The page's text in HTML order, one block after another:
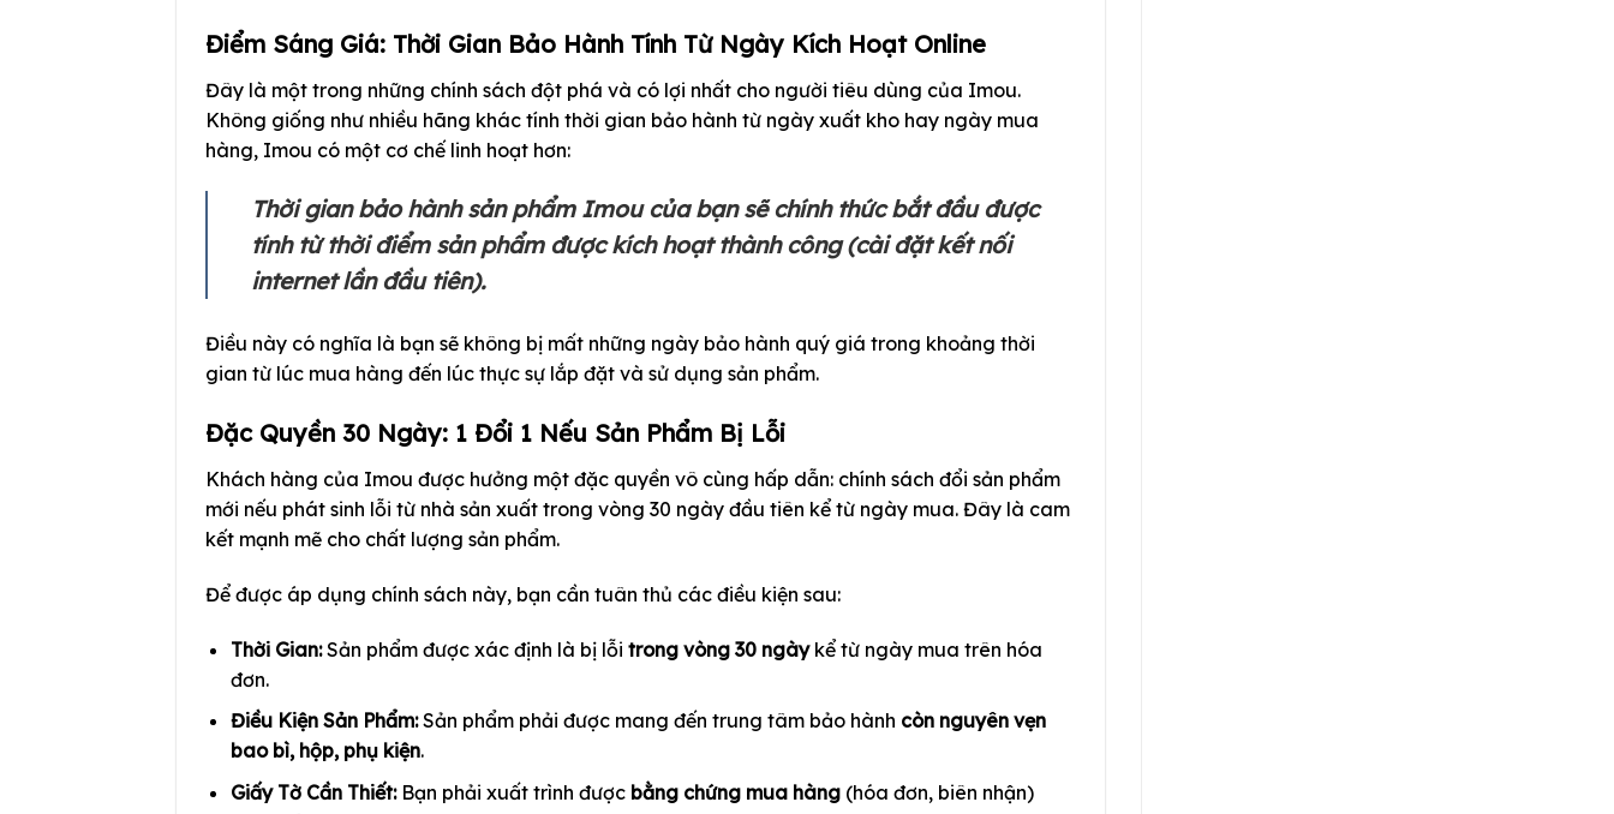
Điểm Sáng Giá: Thời Gian Bảo Hành Tính Từ Ngày Kích Hoạt Online
Đây là một trong những chính sách đột phá và có lợi nhất cho người tiêu dùng của Imou.
Không giống như nhiều hãng khác tính thời gian bảo hành từ ngày xuất kho hay ngày mua
hàng, Imou có một cơ chế linh hoạt hơn:
Thời gian bảo hành sản phẩm Imou của bạn sẽ chính thức bắt đầu được
tính từ thời điểm sản phẩm được kích hoạt thành công (cài đặt kết nối
internet lần đầu tiên).
Điều này có nghĩa là bạn sẽ không bị mất những ngày bảo hành quý giá trong khoảng thời
gian từ lúc mua hàng đến lúc thực sự lắp đặt và sử dụng sản phẩm.
Đặc Quyền 30 Ngày: 1 Đổi 1 Nếu Sản Phẩm Bị Lỗi
Khách hàng của Imou được hưởng một đặc quyền vô cùng hấp dẫn: chính sách đổi sản phẩm
mới nếu phát sinh lỗi từ nhà sản xuất trong vòng 30 ngày đầu tiên kể từ ngày mua. Đây là cam
kết mạnh mẽ cho chất lượng sản phẩm.
Để được áp dụng chính sách này, bạn cần tuân thủ các điều kiện sau:
Thời Gian:Sản phẩm được xác định là bị lỗi trong vòng 30 ngàykể từ ngày mua trên hóa
đơn.
Điều Kiện Sản Phẩm:Sản phẩm phải được mang đến trung tâm bảo hành còn nguyên vẹn
bao bì, hộp, phụ kiện.
Giấy Tờ Cần Thiết:Bạn phải xuất trình được bằng chứng mua hàng(hóa đơn, biên nhận)